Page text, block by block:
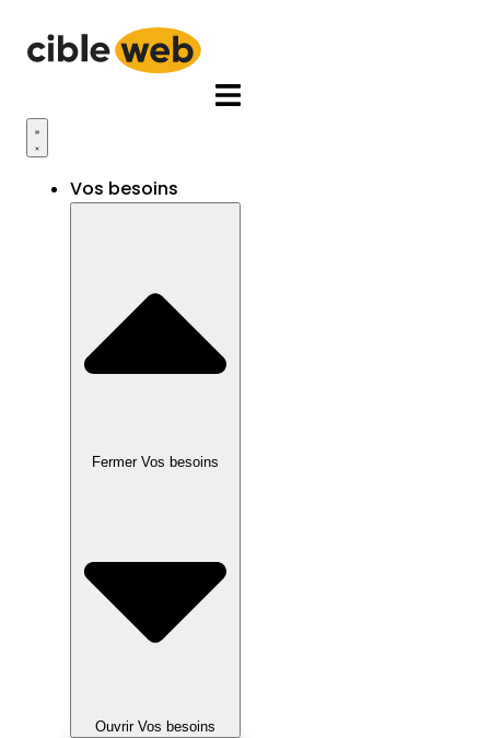
contenu
Vos besoins
Fermer Vos besoins
Ouvrir Vos besoins